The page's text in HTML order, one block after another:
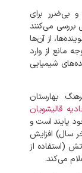
و بی‌ضرر برای
بررسی می‌کنند
از آن‌ها
مانع از وارد
شیمیایی
بهارستان
قالیشویان
پایند است و
سال) افزایش
(استفاده از
می‌کند.